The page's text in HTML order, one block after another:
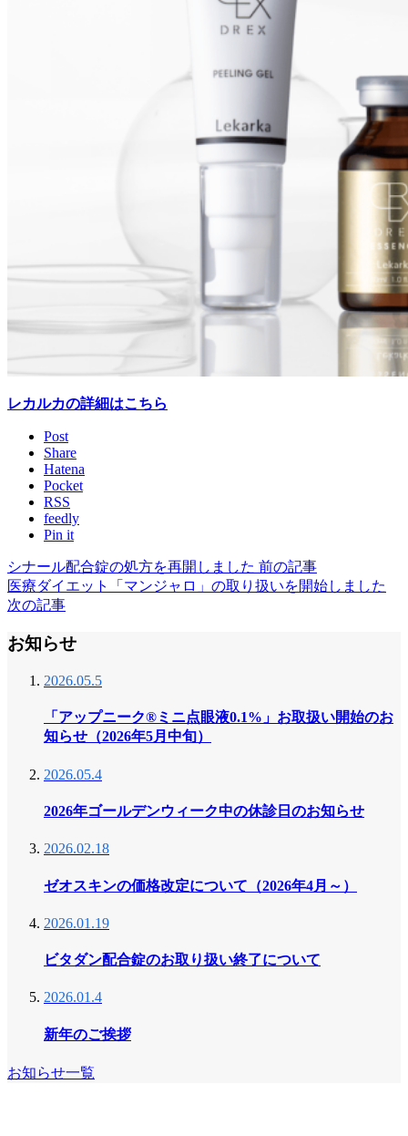
レカルカの詳細はこちら
Post
Share
Hatena
Pocket
RSS
feedly
Pin it
シナール配合錠の処方を再開しました 前の記事
医療ダイエット「マンジャロ」の取り扱いを開始しました
次の記事
お知らせ
2026.05.5
「アップニーク®ミニ点眼液0.1%」お取扱い開始のお
知らせ（2026年5月中旬）
2026.05.4
2026年ゴールデンウィーク中の休診日のお知らせ
2026.02.18
ゼオスキンの価格改定について（2026年4月～）
2026.01.19
ビタダン配合錠のお取り扱い終了について
2026.01.4
新年のご挨拶
お知らせ一覧